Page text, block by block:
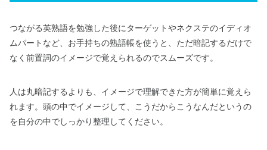
つながる英熟語を勉強した後にターゲットやネクステのイディオ
ムパートなど、お手持ちの熟語帳を使うと、ただ暗記するだけで
なく前置詞のイメージで覚えられるのでスムーズです。
人は丸暗記するよりも、イメージで理解できた方が簡単に覚えら
れます。頭の中でイメージして、こうだからこうなんだというの
を自分の中でしっかり整理してください。